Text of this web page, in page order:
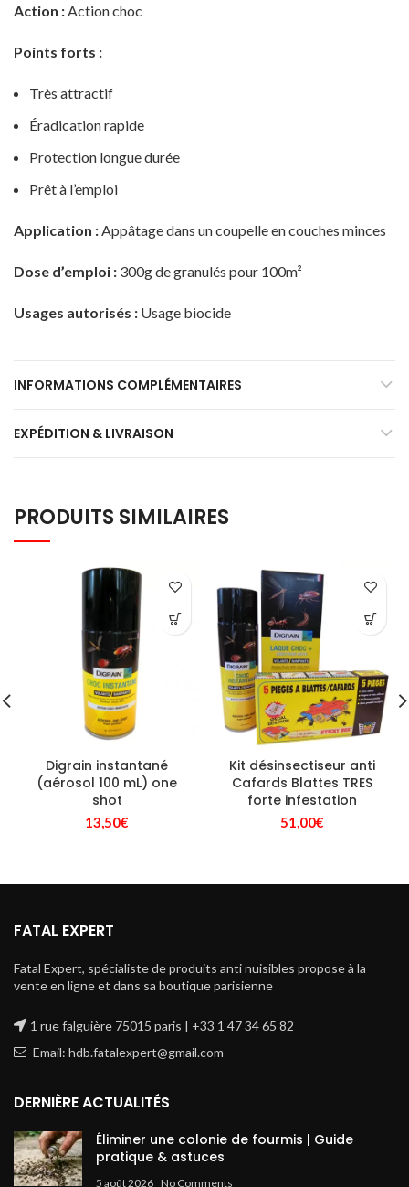
Action :Action choc
Points forts :
Très attractif
Éradication rapide
Protection longue durée
Prêt à l’emploi
Application :Appâtage dans un coupelle en couches minces
Dose d’emploi : 300g de granulés pour 100m²
Usages autorisés : Usage biocide
INFORMATIONS COMPLÉMENTAIRES
EXPÉDITION & LIVRAISON
PRODUITS SIMILAIRES
Digrain instantané
(aérosol 100 mL) one
shot
13,50€
Kit désinsectiseur anti
Cafards Blattes TRES
forte infestation
51,00€
FATAL EXPERT
Fatal Expert, spécialiste de produits anti nuisibles propose à la
vente en ligne et dans sa boutique parisienne
1 rue falguière 75015 paris | +33 1 47 34 65 82
Email: hdb.fatalexpert@gmail.com
DERNIÈRE ACTUALITÉS
Éliminer une colonie de fourmis | Guide
pratique & astuces
5 août 2026 No Comments